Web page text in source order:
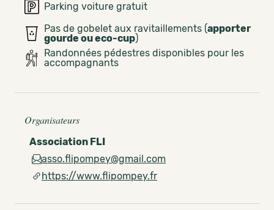
Parking voiture gratuit
Pas de gobelet aux ravitaillements (apporter
gourde ou eco-cup)
Randonnées pédestres disponibles pour les
accompagnants
Organisateurs
Association FLI
asso.flipompey@gmail.com
https://www.flipompey.fr